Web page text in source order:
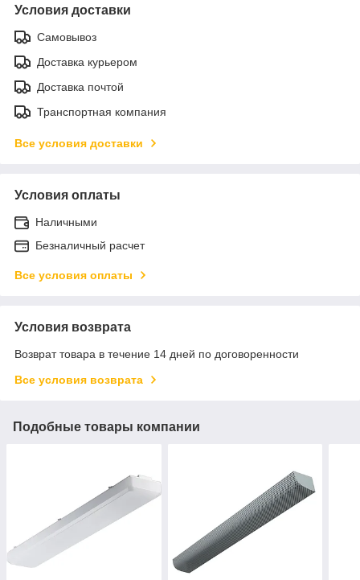
Условия доставки
Самовывоз
Доставка курьером
Доставка почтой
Транспортная компания
Все условия доставки
Условия оплаты
Наличными
Безналичный расчет
Все условия оплаты
Условия возврата
Возврат товара в течение 14 дней по договоренности
Все условия возврата
Подобные товары компании